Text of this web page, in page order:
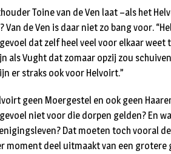
Toine van de Ven laat –als het
Van de Ven is daar niet zo bang voor.
dat zelf heel veel voor elkaar
als Vught dat zomaar opzij zou
er straks ook voor Helvoirt.”
geen Moergestel en ook geen
niet voor die dorpen gelden? En
Dat moeten toch vooral
moment deel uitmaakt van een grotere